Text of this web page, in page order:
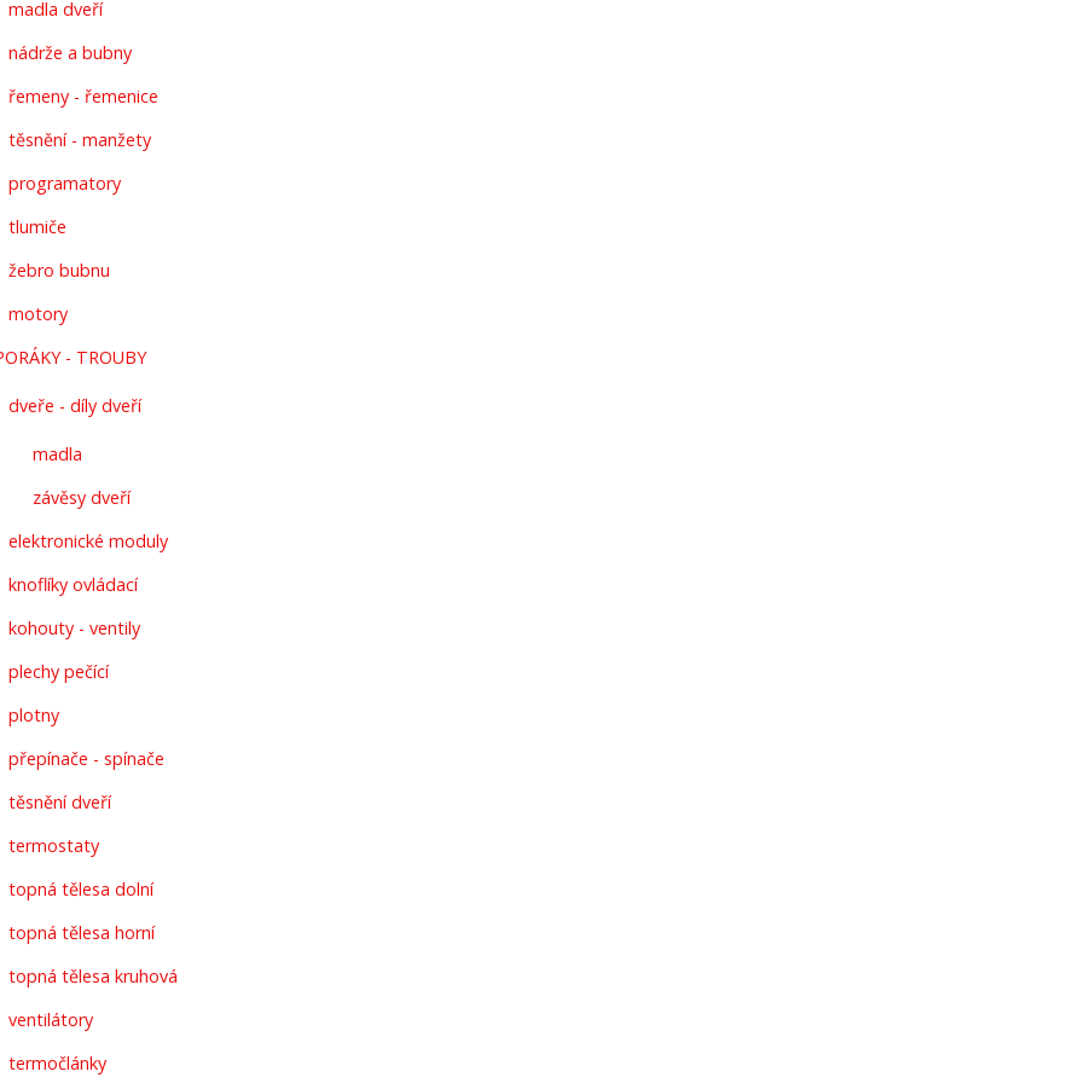
madla dveří
nádrže a bubny
řemeny - řemenice
těsnění - manžety
programatory
tlumiče
žebro bubnu
motory
- TROUBY
dveře - díly dveří
madla
závěsy dveří
elektronické moduly
knoflíky ovládací
kohouty - ventily
plechy pečící
plotny
přepínače - spínače
těsnění dveří
termostaty
topná tělesa dolní
topná tělesa horní
topná tělesa kruhová
ventilátory
termočlánky